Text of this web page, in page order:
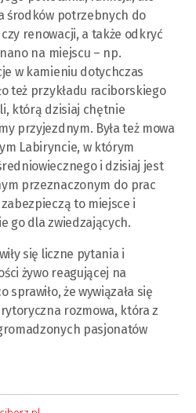
środków potrzebnych do
renowacji, a także odkryć
na miejscu – np.
w kamieniu dotychczas
też przykładu raciborskiego
którą dzisiaj chętnie
przyjezdnym. Była też mowa
Labiryncie, w którym
i dzisiaj jest
przeznaczonym do prac
to miejsce i
go dla zwiedzających.
się liczne pytania i
żywo reagującej na
sprawiło, że wywiązała się
rozmowa, która z
pasjonatów